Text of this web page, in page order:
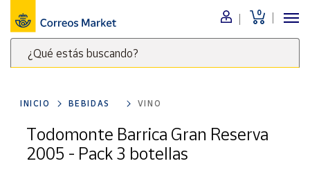
0
¿Qué estás buscando?
clave
para
buscar
productos
Menú
Nuestro
catálogo
Alimentación
Bebidas
Ocio y cultura
INICIO BEBIDAS VINO
Todomonte Barrica Gran Reserva
2005 - Pack 3 botellas